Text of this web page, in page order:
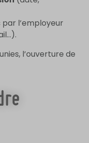
l’employeur
l’ouverture de